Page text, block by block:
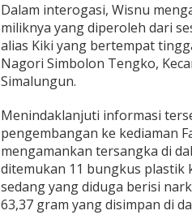
Dalam interogasi, Wisnu
miliknya yang diperoleh dari
alias Kiki yang bertempat
Nagori Simbolon Tengko,
Simalungun.
Menindaklanjuti informasi
pengembangan ke kediaman
mengamankan tersangka di
ditemukan 11 bungkus plastik
sedang yang diduga berisi
63,37 gram yang disimpan di